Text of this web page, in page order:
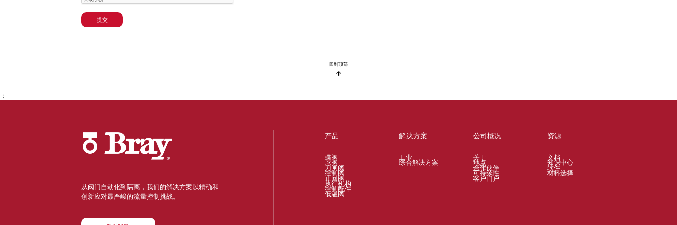
提交
回到顶部
；
从阀门自动化到隔离，我们的解决方案以精确和
创新应对最严峻的流量控制挑战。
产品
蝶阀
球阀
刀闸阀
控制阀
止回阀
执行机构
控制配件
低温阀
解决方案
工业
综合解决方案
公司概况
关于
地点
合作伙伴
可持续性
客户门户
资源
文档
知识中心
软件
材料选择